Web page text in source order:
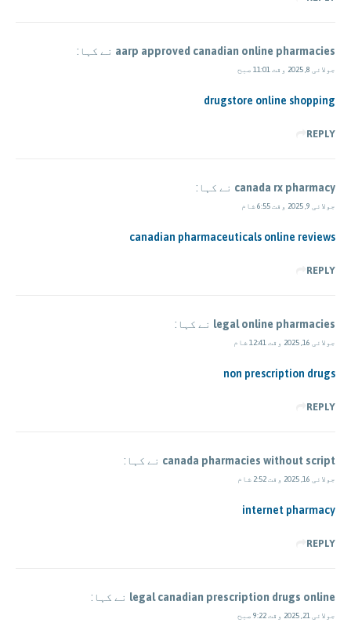
aarp approved canadian online pharmacies نے کہا:
جولائی 8, 2025 وقت 11:01 صبح
drugstore online shopping
REPLY
canada rx pharmacy نے کہا:
جولائی 9, 2025 وقت 6:55 شام
canadian pharmaceuticals online reviews
REPLY
legal online pharmacies نے کہا:
جولائی 16, 2025 وقت 12:41 شام
non prescription drugs
REPLY
canada pharmacies without script نے کہا:
جولائی 16, 2025 وقت 2:52 شام
internet pharmacy
REPLY
legal canadian prescription drugs online نے کہا:
جولائی 21, 2025 وقت 9:22 صبح